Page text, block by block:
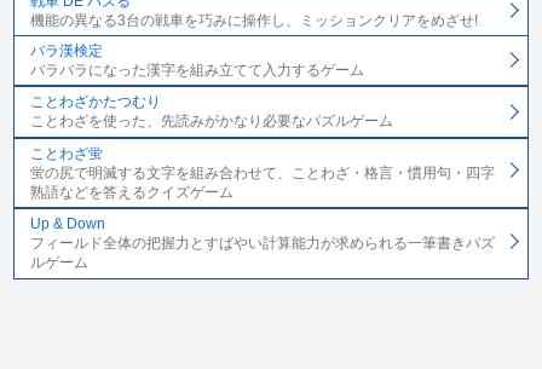
機能の異なる3台の戦車を巧みに操作し、ミッションクリアをめざせ!
バラ漢検定
バラバラになった漢字を組み立てて入力するゲーム
ことわざかたつむり
ことわざを使った、先読みがかなり必要なパズルゲーム
ことわざ蛍
蛍の尻で明滅する文字を組み合わせて、ことわざ・格言・慣用句・四字
熟語などを答えるクイズゲーム
Up & Down
フィールド全体の把握力とすばやい計算能力が求められる一筆書きパズ
ルゲーム